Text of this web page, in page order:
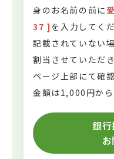
身のお名前の前に
37 ] を入力してくだ
記載されていない
割当させていただ
ページ上部にて確
金額は1,000円から
銀